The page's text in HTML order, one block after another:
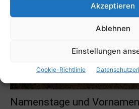
Akzeptieren
Ablehnen
Einstellungen
Cookie-Richtlinie
Namenstage und